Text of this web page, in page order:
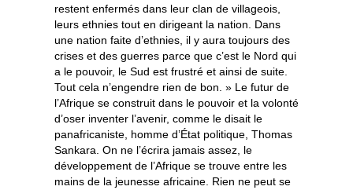
restent enfermés dans leur clan de villageois,
leurs ethnies tout en dirigeant la nation. Dans
une nation faite d’ethnies, il y aura toujours des
crises et des guerres parce que c’est le Nord qui
a le pouvoir, le Sud est frustré et ainsi de suite.
Tout cela n’engendre rien de bon. » Le futur de
l’Afrique se construit dans le pouvoir et la volonté
d’oser inventer l’avenir, comme le disait le
panafricaniste, homme d’État politique, Thomas
Sankara. On ne l’écrira jamais assez, le
développement de l’Afrique se trouve entre les
mains de la jeunesse africaine. Rien ne peut se